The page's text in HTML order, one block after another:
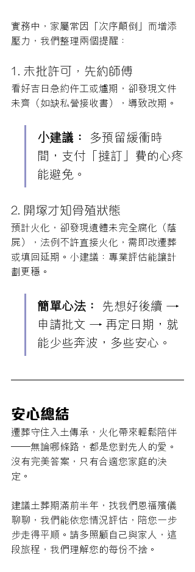
實務中，家屬常因「次序顛倒」而增添
壓力，我們整理兩個提醒：
1. 未批許可，先約師傅
看好吉日急約仵工或爐期，卻發現文件
未齊（如缺私營接收書），導致改期。
小建議：
多預留緩衝時
間，支付「撻訂」費的心疼
能避免。
2. 開塚才知骨殖狀態
預計火化，卻發現遺體未完全腐化（蔭
屍），法例不許直接火化，需即改遷葬
或填回延期。小建議：專業評估能讓計
劃更穩。
簡單心法：
先想好後續 →
申請批文 → 再定日期，就
能少些奔波，多些安心。
安心總結
遷葬守住入土傳承，火化帶來輕鬆陪伴
——無論哪條路，都是您對先人的愛。
沒有完美答案，只有合適您家庭的決
定。
建議土葬期滿前半年，找我們恩福殯儀
聊聊，我們能依您情況評估，陪您一步
步走得平順。請多照顧自己與家人，這
段旅程，我們理解您的每份不捨。